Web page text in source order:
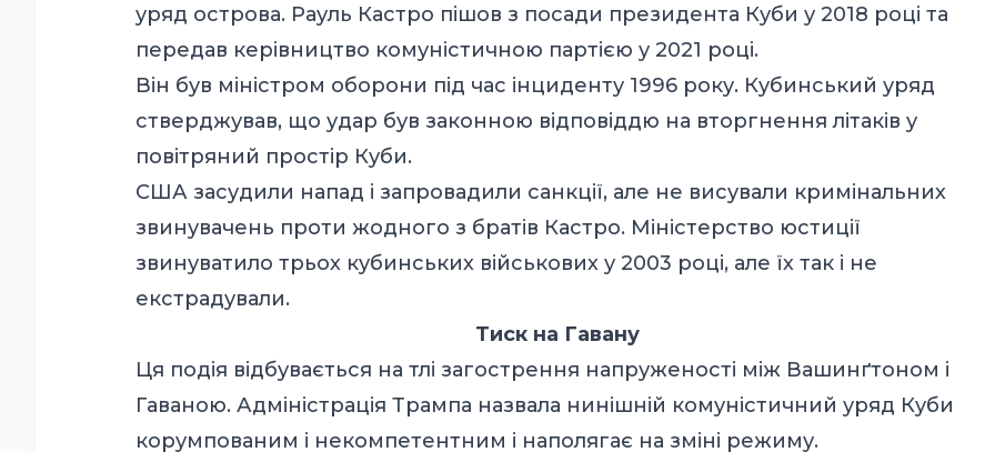
уряд острова. Рауль Кастро пішов з посади президента Куби у 2018 році та
передав керівництво комуністичною партією у 2021 році.
Він був міністром оборони під час інциденту 1996 року. Кубинський уряд
стверджував, що удар був законною відповіддю на вторгнення літаків у
повітряний простір Куби.
США засудили напад і запровадили санкції, але не висували кримінальних
звинувачень проти жодного з братів Кастро. Міністерство юстиції
звинуватило трьох кубинських військових у 2003 році, але їх так і не
екстрадували.
Тиск на Гавану
Ця подія відбувається на тлі загострення напруженості між Вашинґтоном і
Гаваною. Адміністрація Трампа назвала нинішній комуністичний уряд Куби
корумпованим і некомпетентним і наполягає на зміні режиму.